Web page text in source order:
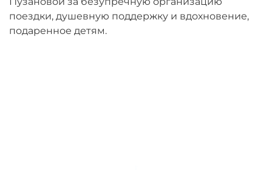
поездки, душевную поддержку и вдохновение,
подаренное детям.